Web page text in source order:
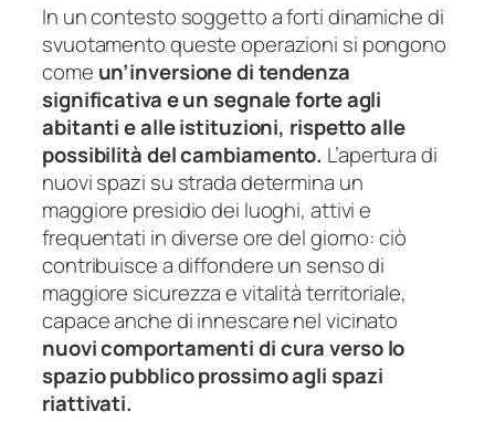
In un contesto soggetto a forti dinamiche di
svuotamento queste operazioni si pongono
come un’inversione di tendenza
significativa e un segnale forte agli
abitanti e alle istituzioni, rispetto alle
possibilità del cambiamento. L’apertura di
nuovi spazi su strada determina un
maggiore presidio dei luoghi, attivi e
frequentati in diverse ore del giorno: ciò
contribuisce a diffondere un senso di
maggiore sicurezza e vitalità territoriale,
capace anche di innescare nel vicinato
nuovi comportamenti di cura verso lo
spazio pubblico prossimo agli spazi
riattivati.